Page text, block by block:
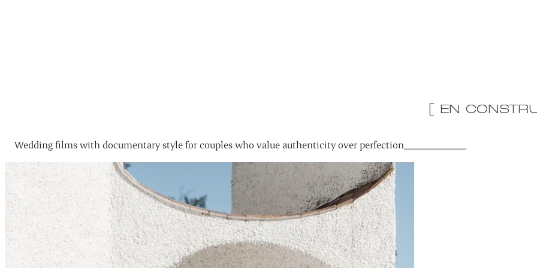
[ EN
Wedding films with documentary style for couples who value authenticity over perfection_____________